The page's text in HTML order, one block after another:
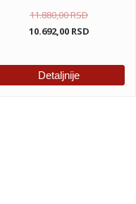
11.880,00RSD
10.692,00 RSD
Detaljnije